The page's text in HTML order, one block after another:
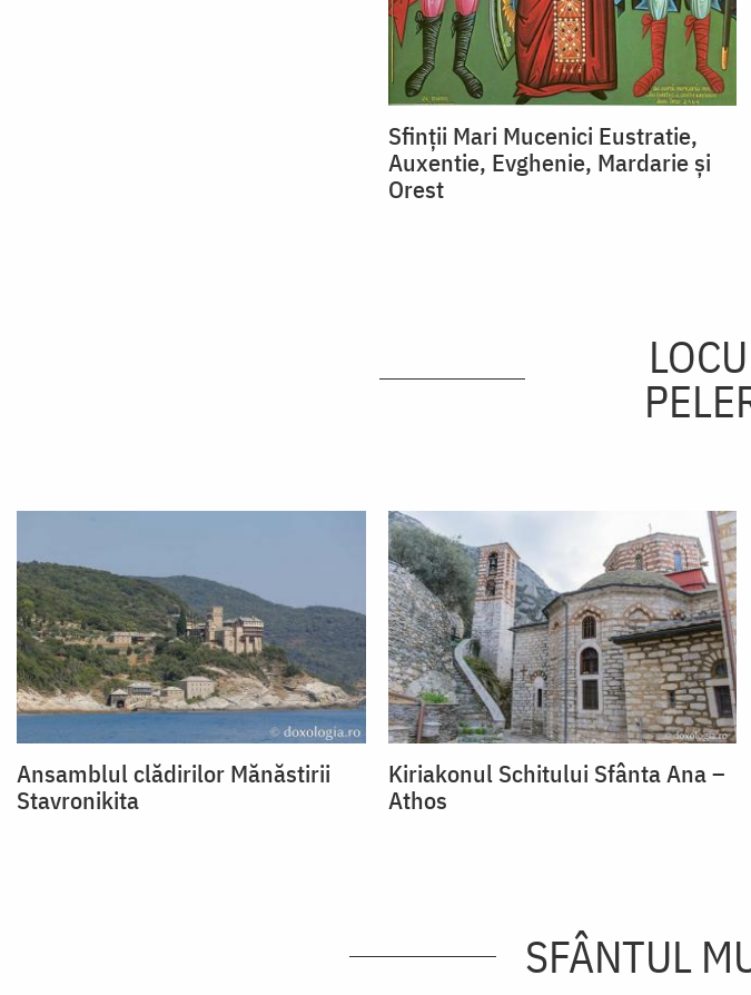
Sfinții Mari Mucenici Eustratie,
Auxentie, Evghenie, Mardarie și
Orest
Ansamblul clădirilor Mănăstirii
Stavronikita
Kiriakonul Schitului Sfânta Ana –
Athos
SFÂNTUL